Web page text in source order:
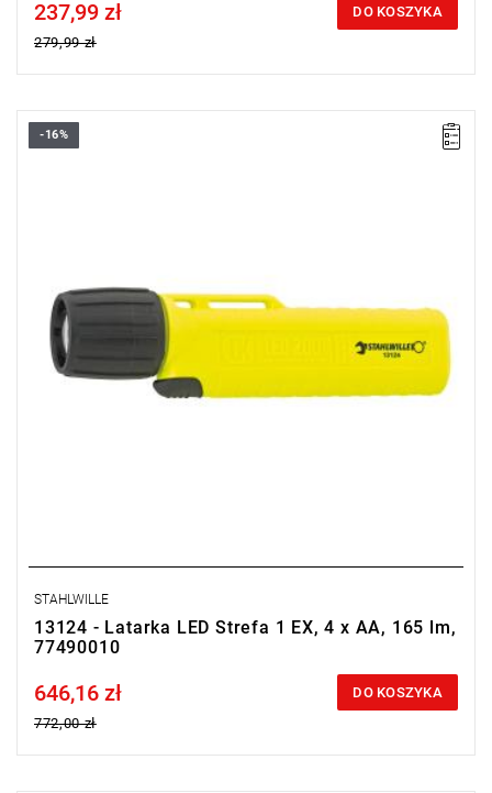
Price tax included
237,99 zł
279,99 zł
DO KOSZYKA
-16%
STAHLWILLE
13124 - Latarka LED Strefa 1 EX, 4 x AA, 165 lm,
77490010
Price tax included
646,16 zł
772,00 zł
DO KOSZYKA